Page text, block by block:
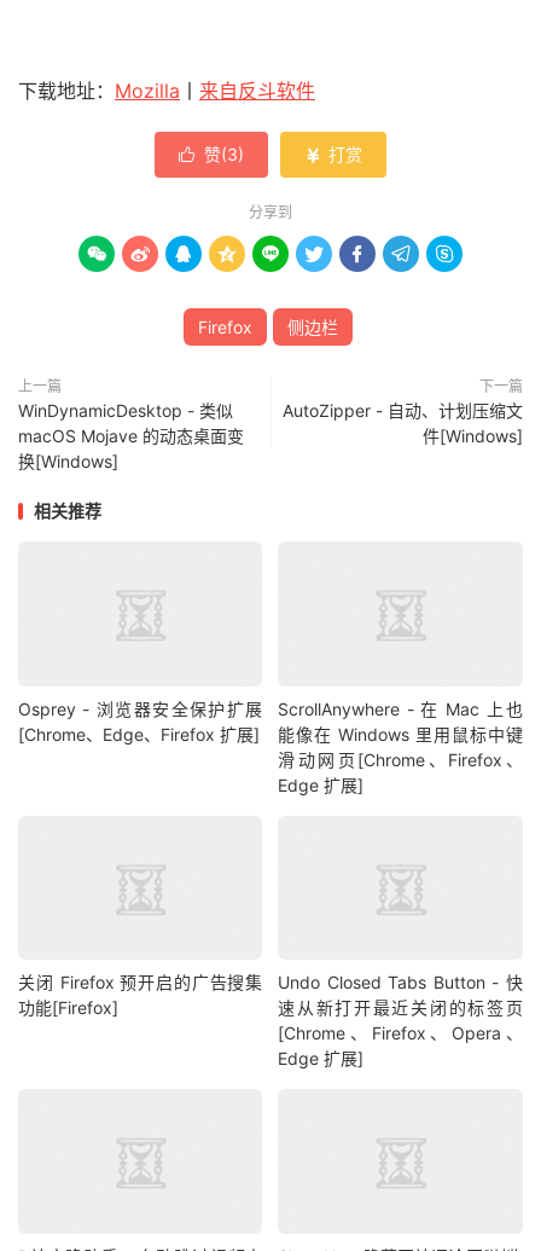
下载地址： Mozilla 来自反斗软件
 赞(3)  打赏
分享到
        
Firefox 侧边栏
上一篇
WinDynamicDesktop - 类似
macOS Mojave 的动态桌面变
换[Windows]
下一篇
AutoZipper - 自动、计划压缩文
件[Windows]
相关推荐
Osprey - 浏览器安全保护扩展
[Chrome、Edge、Firefox 扩展]
ScrollAnywhere - 在 Mac 上也
能像在 Windows 里用鼠标中键
滑动网页[Chrome、Firefox、
Edge 扩展]
关闭 Firefox 预开启的广告搜集
功能[Firefox]
Undo Closed Tabs Button - 快
速从新打开最近关闭的标签页
[Chrome、Firefox、Opera、
Edge 扩展]